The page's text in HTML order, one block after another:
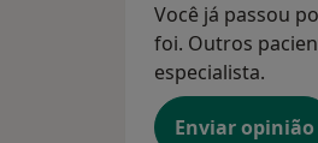
Você já passou
foi. Outros
especialista.
Enviar opinião